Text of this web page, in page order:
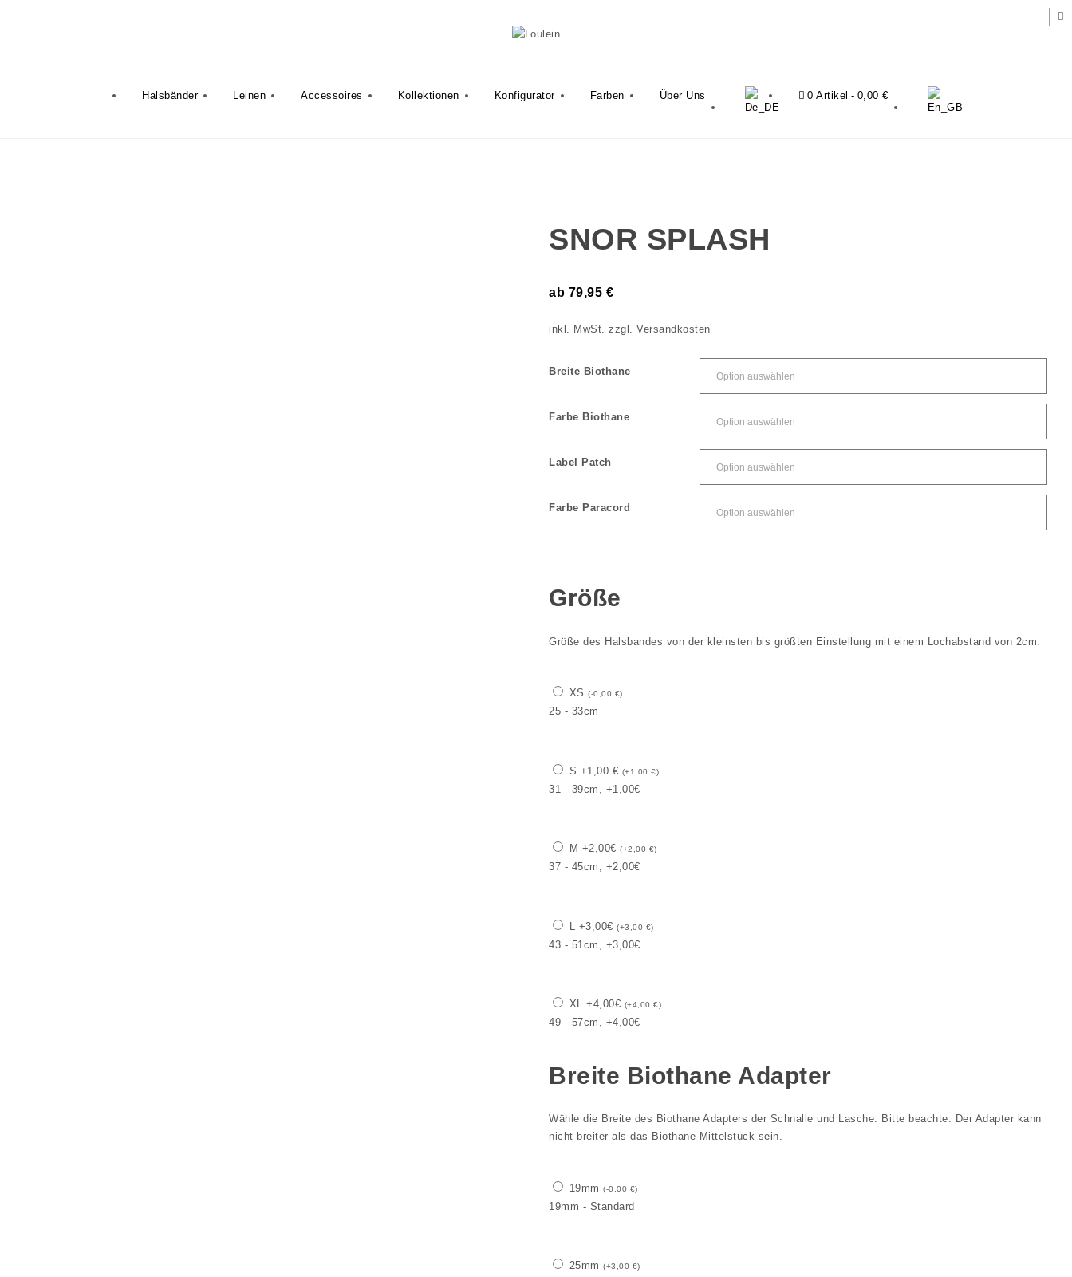
Halsbänder Leinen Accessoires Kollektionen Konfigurator Farben Über Uns 0 Artikel 0,00 €
SNOR SPLASH
ab 79,95 €
inkl. MwSt. zzgl.Versandkosten
Breite Biothane
Farbe Biothane
Label Patch
Farbe Paracord
Größe
Größe des Halsbandes von der kleinsten bis größten Einstellung mit einem Lochabstand von 2cm.
XS(-0,00 €)
25 - 33cm
S +1,00 € (+1,00€)
31 - 39cm, +1,00€
M +2,00€(+2,00 €)
37 - 45cm, +2,00€
L +3,00€(+3,00 €)
43 - 51cm, +3,00€
XL +4,00€ (+4,00€)
49 - 57cm, +4,00€
Breite Biothane Adapter
Wähle die Breite des Biothane Adapters der Schnalle und Lasche. Bitte beachte: Der Adapter kann
nicht breiter als das Biothane-Mittelstück sein.
19mm(-0,00 €)
19mm - Standard
25mm(+3,00 €)